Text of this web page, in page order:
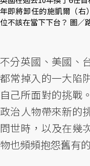
年即將卸任的施凱爾（右
位不該在當下下台？ 圖／
不分英國、美國、
都常掉入的一大陷
自己所面對的挑戰
政治人物帶來新的
問世時，以及在幾
物也頻頻抱怨舊有